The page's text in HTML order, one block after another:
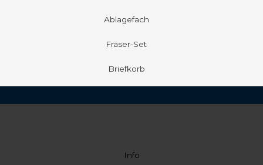
Ablagefach
Fräser-Set
Briefkorb
Info